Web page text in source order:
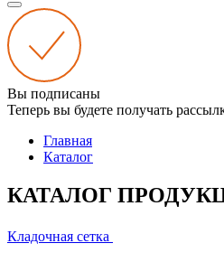
Вы подписаны
Теперь вы будете получать
Главная
Каталог
КАТАЛОГ
Кладочная сетка